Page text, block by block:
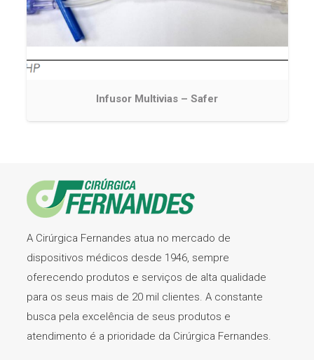
Infusor Multivias – Safer
A Cirúrgica Fernandes atua no mercado de
dispositivos médicos desde 1946, sempre
oferecendo produtos e serviços de alta qualidade
para os seus mais de 20 mil clientes. A constante
busca pela excelência de seus produtos e
atendimento é a prioridade da Cirúrgica Fernandes.